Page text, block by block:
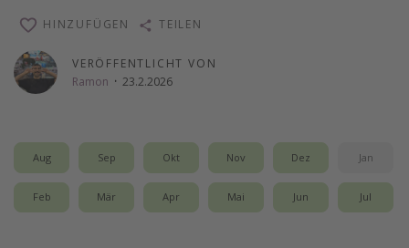
VERÖFFENTLICHT VON
Ramon · 23.2.2026
HINZUFÜGEN TEILEN
Aug Sep Okt Nov Dez Jan
Feb Mär Apr Mai Jun Jul